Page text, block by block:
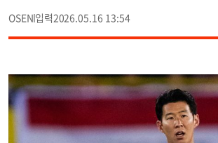
OSEN 2026.05.16 13:54